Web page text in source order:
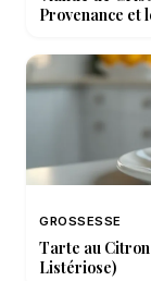
Provenance et
GROSSESSE
Tarte au Citron
Listériose)